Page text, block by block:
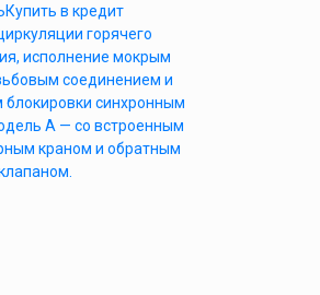
Купить в кредит
горячего
исполнение мокрым
соединением и
блокировки синхронным
А — со встроенным
краном и обратным